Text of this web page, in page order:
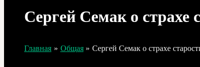
Сергей Семак о страхе
Главная Общая Сергей Семак о страхе